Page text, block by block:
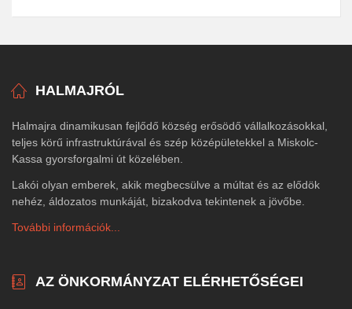
HALMAJRÓL
Halmajra dinamikusan fejlődő község erősödő vállalkozásokkal,
teljes körű infrastruktúrával és szép középületekkel a Miskolc-
Kassa gyorsforgalmi út közelében.
Lakói olyan emberek, akik megbecsülve a múltat és az elődök
nehéz, áldozatos munkáját, bizakodva tekintenek a jövőbe.
További információk...
AZ ÖNKORMÁNYZAT ELÉRHETŐSÉGEI